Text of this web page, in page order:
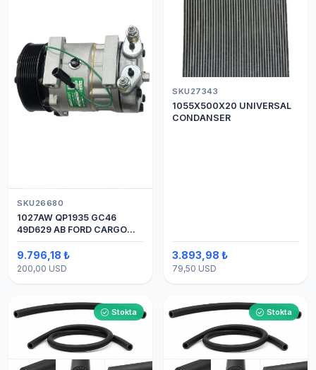
SKU26680
1027AW QP1935 GC46
49D629 AB FORD CARGO
24V 8PK ÜSTTEN ÇIKIŞ
4142 (SANDEN) KLİMA
KOMPRESÖRÜ 7H15
9.796,18 ₺
200,00 USD
SKU27343
1055X500X20 UNIVERSAL
CONDANSER
3.893,98 ₺
79,50 USD
Stokta Stokta